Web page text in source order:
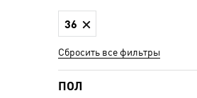
36
Сбросить все фильтры
ПОЛ